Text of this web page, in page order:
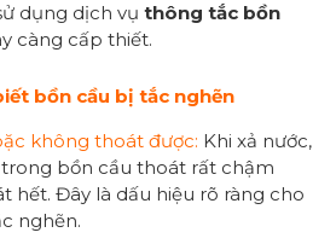
dụng dịch vụ thông tắc bồn
càng cấp thiết.
bồn cầu bị tắc nghẽn
không thoát được: Khi xả nước,
bồn cầu thoát rất chậm
hết. Đây là dấu hiệu rõ ràng cho
nghẽn.